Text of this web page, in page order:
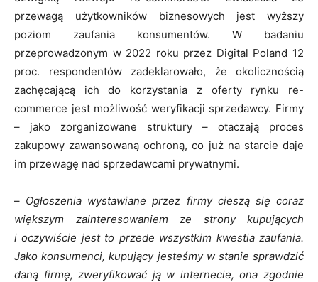
przewagą użytkowników biznesowych jest wyższy
poziom zaufania konsumentów. W badaniu
przeprowadzonym w 2022 roku przez Digital Poland 12
proc. respondentów zadeklarowało, że okolicznością
zachęcającą ich do korzystania z oferty rynku re-
commerce jest możliwość weryfikacji sprzedawcy. Firmy
– jako zorganizowane struktury – otaczają proces
zakupowy zawansowaną ochroną, co już na starcie daje
im przewagę nad sprzedawcami prywatnymi.
– Ogłoszenia wystawiane przez firmy cieszą się coraz
większym zainteresowaniem ze strony kupujących
i oczywiście jest to przede wszystkim kwestia zaufania.
Jako konsumenci, kupujący jesteśmy w stanie sprawdzić
daną firmę, zweryfikować ją w internecie, ona zgodnie